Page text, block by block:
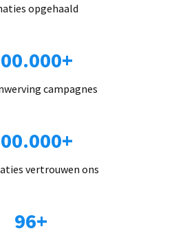
opgehaald
campagnes
vertrouwen ons
96+